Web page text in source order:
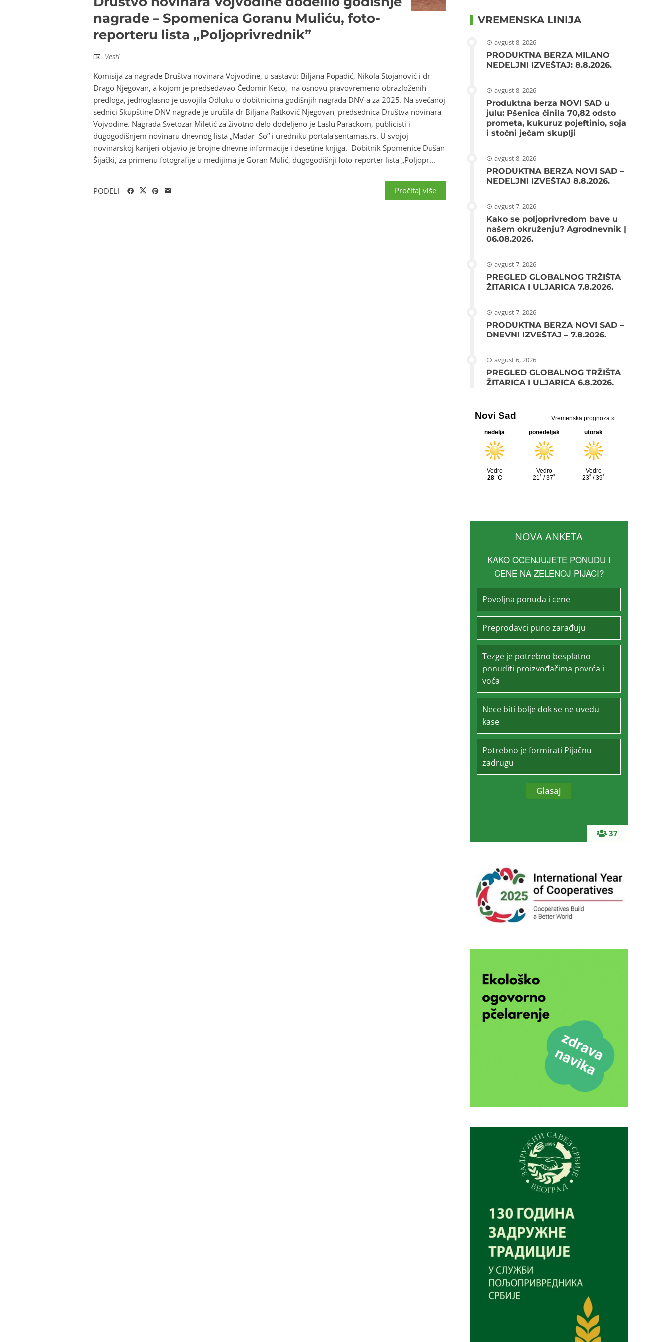
nagrade – Spomenica Goranu Muliću, foto-
reporteru lista „Poljoprivrednik”
Vesti
Komisija za nagrade Društva novinara Vojvodine, u sastavu: Biljana Popadić, Nikola Stojanović i dr
Drago Njegovan, a kojom je predsedavao Čedomir Keco, na osnovu pravovremeno obrazloženih
predloga, jednoglasno je usvojila Odluku o dobitnicima godišnjih nagrada DNV-a za 2025. Na svečanoj
sednici Skupštine DNV nagrade je uručila dr Biljana Ratković Njegovan, predsednica Društva novinara
Vojvodine. Nagrada Svetozar Miletić za životno delo dodeljeno je Laslu Parackom, publicisti i
dugogodišnjem novinaru dnevnog lista „Mađar So“ i uredniku portala sentamas.rs. U svojoj
novinarskoj karijeri objavio je brojne dnevne informacije i desetine knjiga. Dobitnik Spomenice Dušan
Šijački, za primenu fotografije u medijima je Goran Mulić, dugogodišnji foto-reporter lista „Poljopr...
Pročitaj više
PODELI
VREMENSKA LINIJA
avgust 8, 2026
PRODUKTNA BERZA MILANO
NEDELJNI IZVEŠTAJ: 8.8.2026.
avgust 8, 2026
Produktna berza NOVI SAD u
julu: Pšenica činila 70,82 odsto
prometa, kukuruz pojeftinio, soja
i stočni ječam skuplji
avgust 8, 2026
PRODUKTNA BERZA NOVI SAD –
NEDELJNI IZVEŠTAJ 8.8.2026.
avgust 7, 2026
Kako se poljoprivredom bave u
našem okruženju? Agrodnevnik |
06.08.2026.
avgust 7, 2026
PREGLED GLOBALNOG TRŽIŠTA
ŽITARICA I ULJARICA 7.8.2026.
avgust 7, 2026
PRODUKTNA BERZA NOVI SAD –
DNEVNI IZVEŠTAJ – 7.8.2026.
avgust 6, 2026
PREGLED GLOBALNOG TRŽIŠTA
ŽITARICA I ULJARICA 6.8.2026.
37
NOVA ANKETA
KAKO OCENJUJETE PONUDU I
CENE NA ZELENOJ PIJACI?
Povoljna ponuda i cene
Preprodavci puno zarađuju
Tezge je potrebno besplatno
ponuditi proizvođačima povrća i
voća
Nece biti bolje dok se ne uvedu
kase
Potrebno je formirati Pijačnu
zadrugu